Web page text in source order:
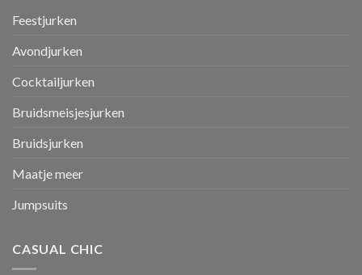
Feestjurken
Avondjurken
Cocktailjurken
Bruidsmeisjesjurken
Bruidsjurken
Maatje meer
Jumpsuits
CASUAL CHIC